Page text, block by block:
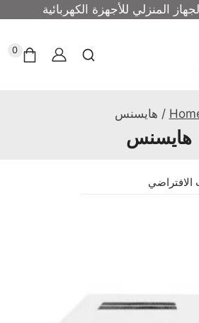
المنزلي للأجهزة الكهربائية
0
/ هايسنس
هايسنس